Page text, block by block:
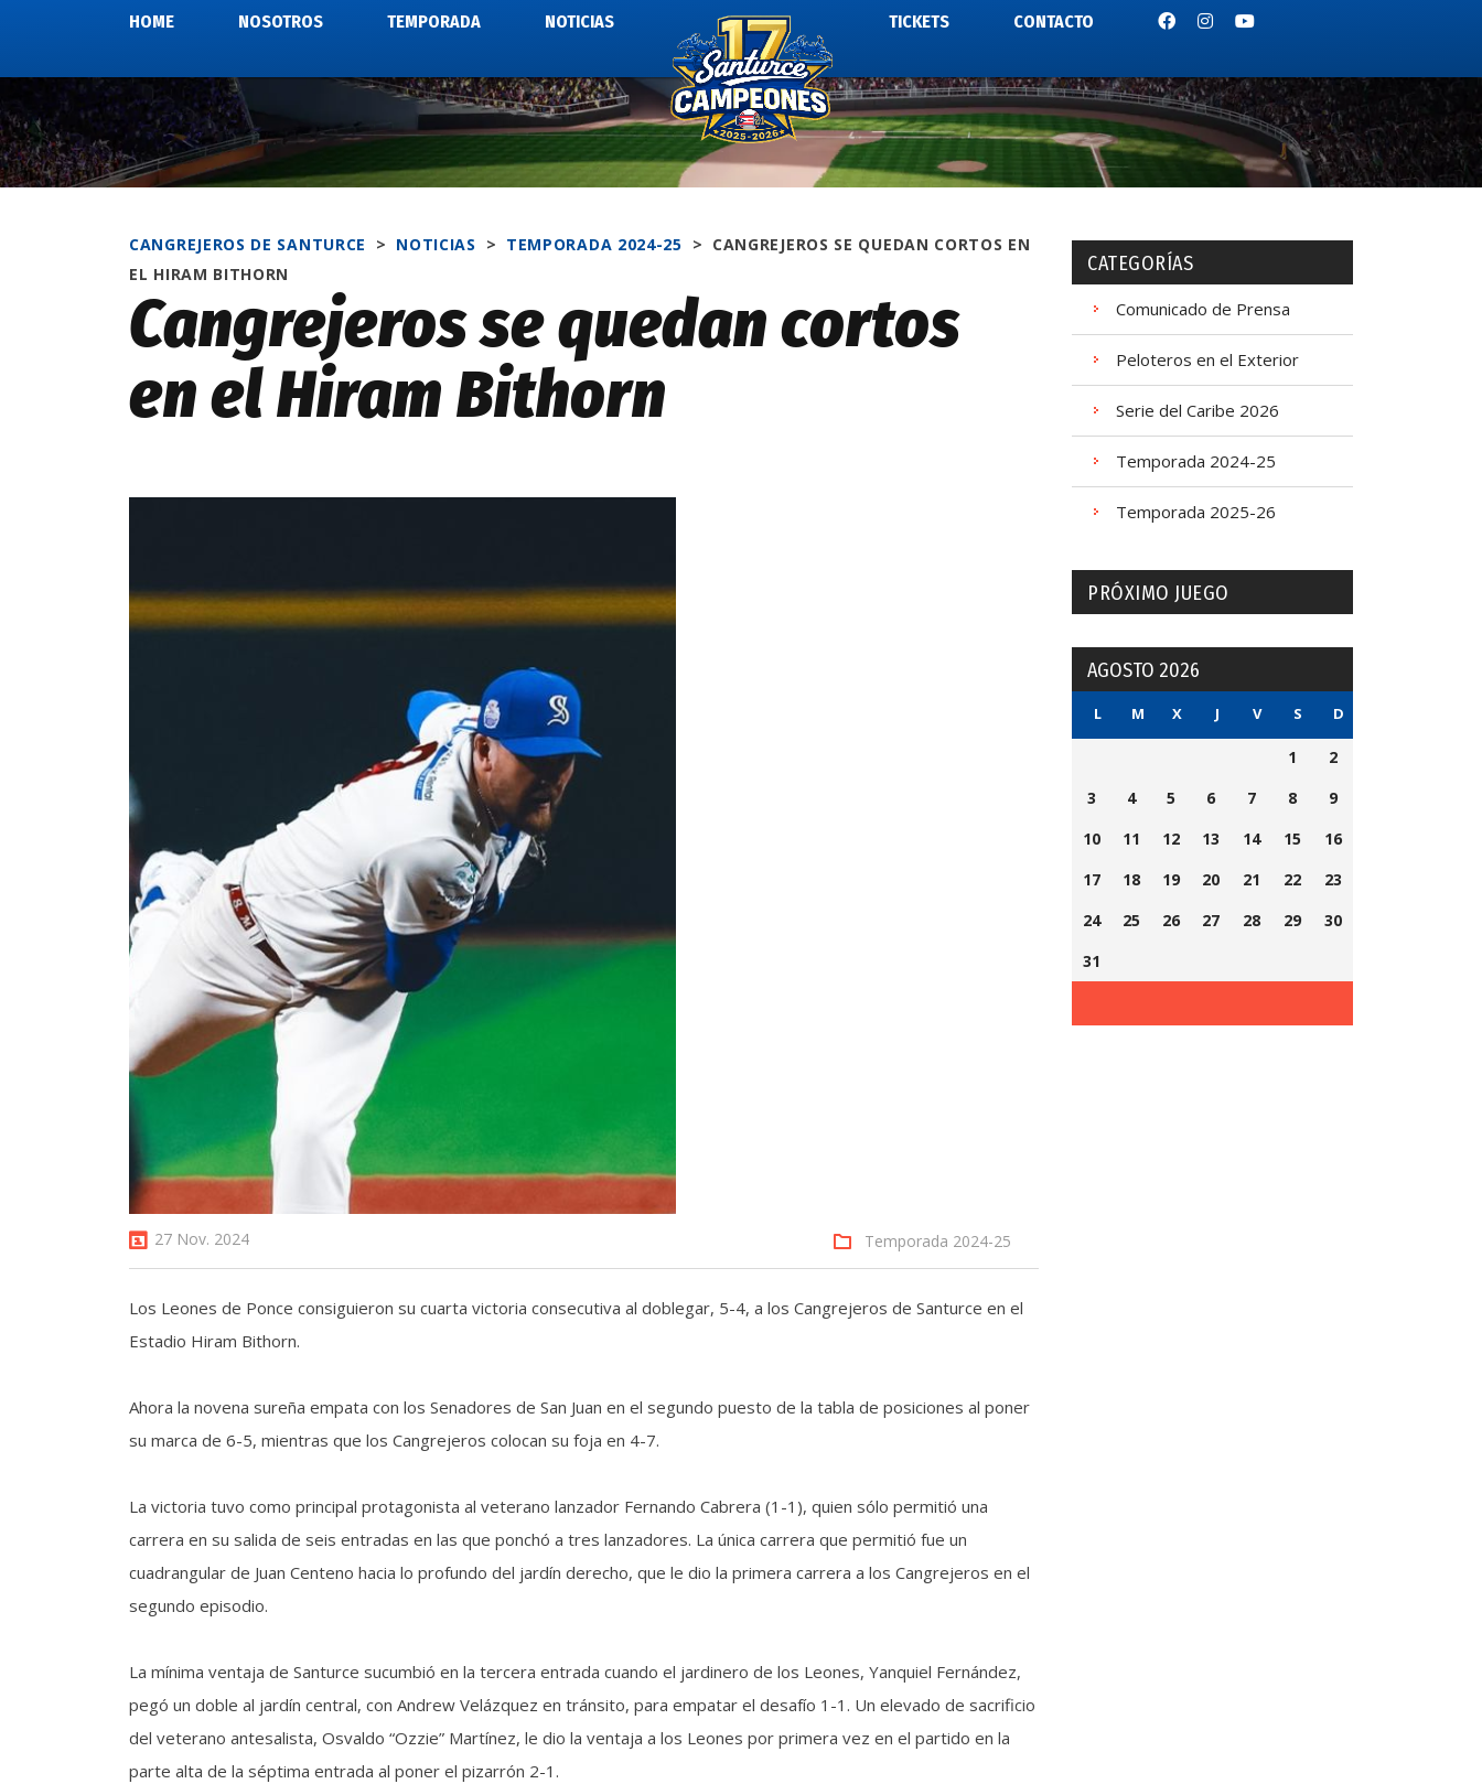
HOME NOSOTROS TEMPORADA NOTICIAS TICKETS CONTACTO
CANGREJEROS DE SANTURCE > NOTICIAS > TEMPORADA 2024-25 > CANGREJEROS SE QUEDAN CORTOS EN
EL HIRAM BITHORN
Cangrejeros se quedan cortos
en el Hiram Bithorn
27 Nov. 2024 Temporada 2024-25
Los Leones de Ponce consiguieron su cuarta victoria consecutiva al doblegar, 5-4, a los Cangrejeros de Santurce en el
Estadio Hiram Bithorn.
Ahora la novena sureña empata con los Senadores de San Juan en el segundo puesto de la tabla de posiciones al poner
su marca de 6-5, mientras que los Cangrejeros colocan su foja en 4-7.
La victoria tuvo como principal protagonista al veterano lanzador Fernando Cabrera (1-1), quien sólo permitió una
carrera en su salida de seis entradas en las que ponchó a tres lanzadores. La única carrera que permitió fue un
cuadrangular de Juan Centeno hacia lo profundo del jardín derecho, que le dio la primera carrera a los Cangrejeros en el
segundo episodio.
La mínima ventaja de Santurce sucumbió en la tercera entrada cuando el jardinero de los Leones, Yanquiel Fernández,
pegó un doble al jardín central, con Andrew Velázquez en tránsito, para empatar el desafío 1-1. Un elevado de sacrificio
del veterano antesalista, Osvaldo “Ozzie” Martínez, le dio la ventaja a los Leones por primera vez en el partido en la
parte alta de la séptima entrada al poner el pizarrón 2-1.
CATEGORÍAS
Comunicado de Prensa
Peloteros en el Exterior
Serie del Caribe 2026
Temporada 2024-25
Temporada 2025-26
PRÓXIMO JUEGO
AGOSTO 2026
L M X J V S D
1
2
3
4 5 6 7 8
9
10
11 12 13 14 15
16
17
18 19 20 21 22
23
24
25 26 27 28 29
30
31